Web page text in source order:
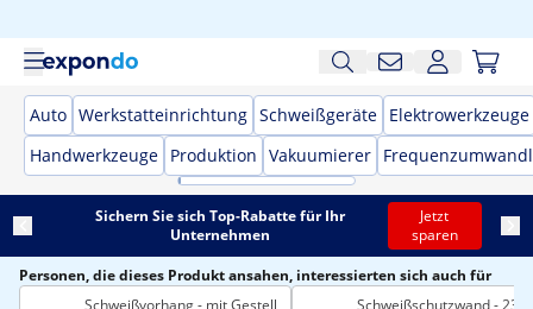
Auto Werkstatteinrichtung Schweißgeräte Elektrowerkzeuge
Handwerkzeuge Produktion Vakuumierer
Sichern Sie sich Top-Rabatte für Ihr
Unternehmen
Jetzt
sparen
Personen, die dieses Produkt ansahen, interessierten sich auch für
Schweißvorhang - mit Gestell
Schweißschutzwand - 239